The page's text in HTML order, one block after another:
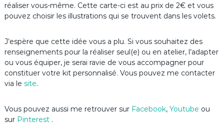
réaliser vous-même. Cette carte-ci est au prix de 2€ et vous
pouvez choisir les illustrations qui se trouvent dans les volets.
J’espère que cette idée vous a plu. Si vous souhaitez des
renseignements pour la réaliser seul(e) ou en atelier, l’adapter
ou vous équiper, je serai ravie de vous accompagner pour
constituer votre kit personnalisé. Vous pouvez me contacter
via le site.
Vous pouvez aussi me retrouver sur Facebook, Youtube ou
sur Pinterest .